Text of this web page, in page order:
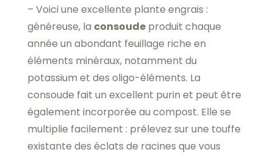
– Voici une excellente plante engrais :
généreuse, la consoudeproduit chaque
année un abondant feuillage riche en
éléments minéraux, notamment du
potassium et des oligo-éléments. La
consoude fait un excellent purin et peut être
également incorporée au compost. Elle se
multiplie facilement : prélevez sur une touffe
existante des éclats de racines que vous